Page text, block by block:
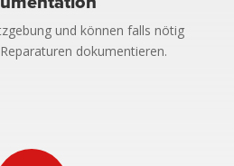
und können falls nötig
dokumentieren.